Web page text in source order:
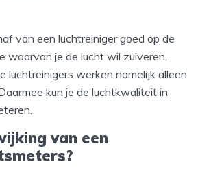
van een luchtreiniger goed op de
waarvan je de lucht wil zuiveren.
luchtreinigers werken namelijk alleen
kun je de luchtkwaliteit in
van een